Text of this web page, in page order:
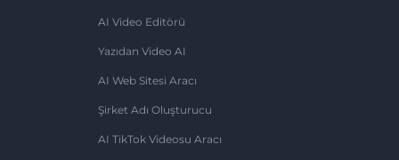
AI Video Editörü
Yazıdan Video AI
AI Web Sitesi Aracı
Şirket Adı Oluşturucu
AI TikTok Videosu Aracı